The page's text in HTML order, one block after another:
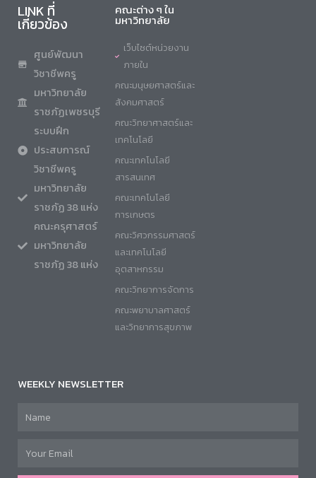
LINK ที่
เกี่ยวข้อง
ศูนย์พัฒนา
วิชาชีพครู
มหาวิทยาลัย
ราชภัฏเพชรบุรี
ระบบฝึก
ประสบการณ์
วิชาชีพครู
มหาวิทยาลัย
ราชภัฏ 38 แห่ง
คณะครุศาสตร์
มหาวิทยาลัย
ราชภัฏ 38 แห่ง
คณะต่าง ๆ ใน
มหาวิทยาลัย
เว็บไซต์หน่วยงาน
ภายใน
คณะมนุษยศาสตร์และ
สังคมศาสตร์
คณะวิทยาศาสตร์และ
เทคโนโลยี
คณะเทคโนโลยี
สารสนเทศ
คณะเทคโนโลยี
การเกษตร
คณะวิศวกรรมศาสตร์
และเทคโนโลยี
อุตสาหกรรม
คณะวิทยาการจัดการ
คณะพยาบาลศาสตร์
และวิทยาการสุขภาพ
WEEKLY NEWSLETTER